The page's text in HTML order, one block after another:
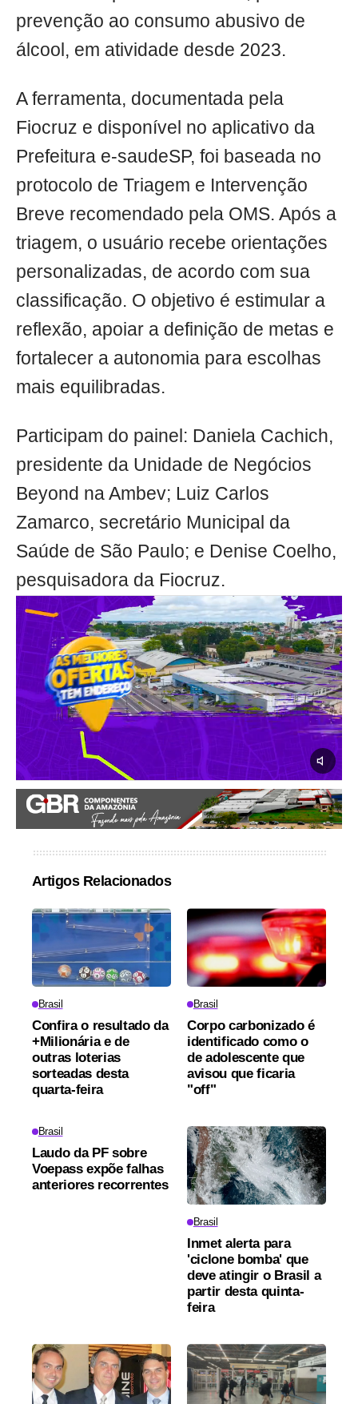
prevenção ao consumo abusivo de
álcool, em atividade desde 2023.
A ferramenta, documentada pela
Fiocruz e disponível no aplicativo da
Prefeitura e-saudeSP, foi baseada no
protocolo de Triagem e Intervenção
Breve recomendado pela OMS. Após a
triagem, o usuário recebe orientações
personalizadas, de acordo com sua
classificação. O objetivo é estimular a
reflexão, apoiar a definição de metas e
fortalecer a autonomia para escolhas
mais equilibradas.
Participam do painel: Daniela Cachich,
presidente da Unidade de Negócios
Beyond na Ambev; Luiz Carlos
Zamarco, secretário Municipal da
Saúde de São Paulo; e Denise Coelho,
pesquisadora da Fiocruz.
Artigos Relacionados
Brasil
Confira o resultado da
+Milionária e de
outras loterias
sorteadas desta
quarta-feira
Brasil
Corpo carbonizado é
identificado como o
de adolescente que
avisou que ficaria
"off"
Brasil
Laudo da PF sobre
Voepass expõe falhas
anteriores recorrentes
Brasil
Inmet alerta para
'ciclone bomba' que
deve atingir o Brasil a
partir desta quinta-
feira